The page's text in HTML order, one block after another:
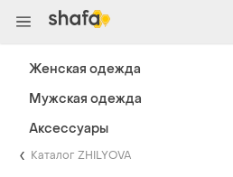
Каталог ZHILYOVA
Женская одежда
Мужская одежда
Аксессуары